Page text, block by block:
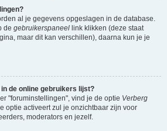
al je gegevens opgeslagen in de database.
de gebruikerspaneel link klikken (deze staat
maar dit kan verschillen), daarna kun je je
de online gebruikers lijst?
"foruminstellingen", vind je de optie Verberg
optie activeert zul je onzichtbaar zijn voor
moderators en jezelf.